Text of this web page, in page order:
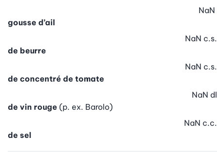
gousse d’ail
NaN
de beurre
NaN c.s.
de concentré de tomate
NaN c.s.
de vin rouge (p. ex. Barolo)
NaN dl
de sel
NaN c.c.